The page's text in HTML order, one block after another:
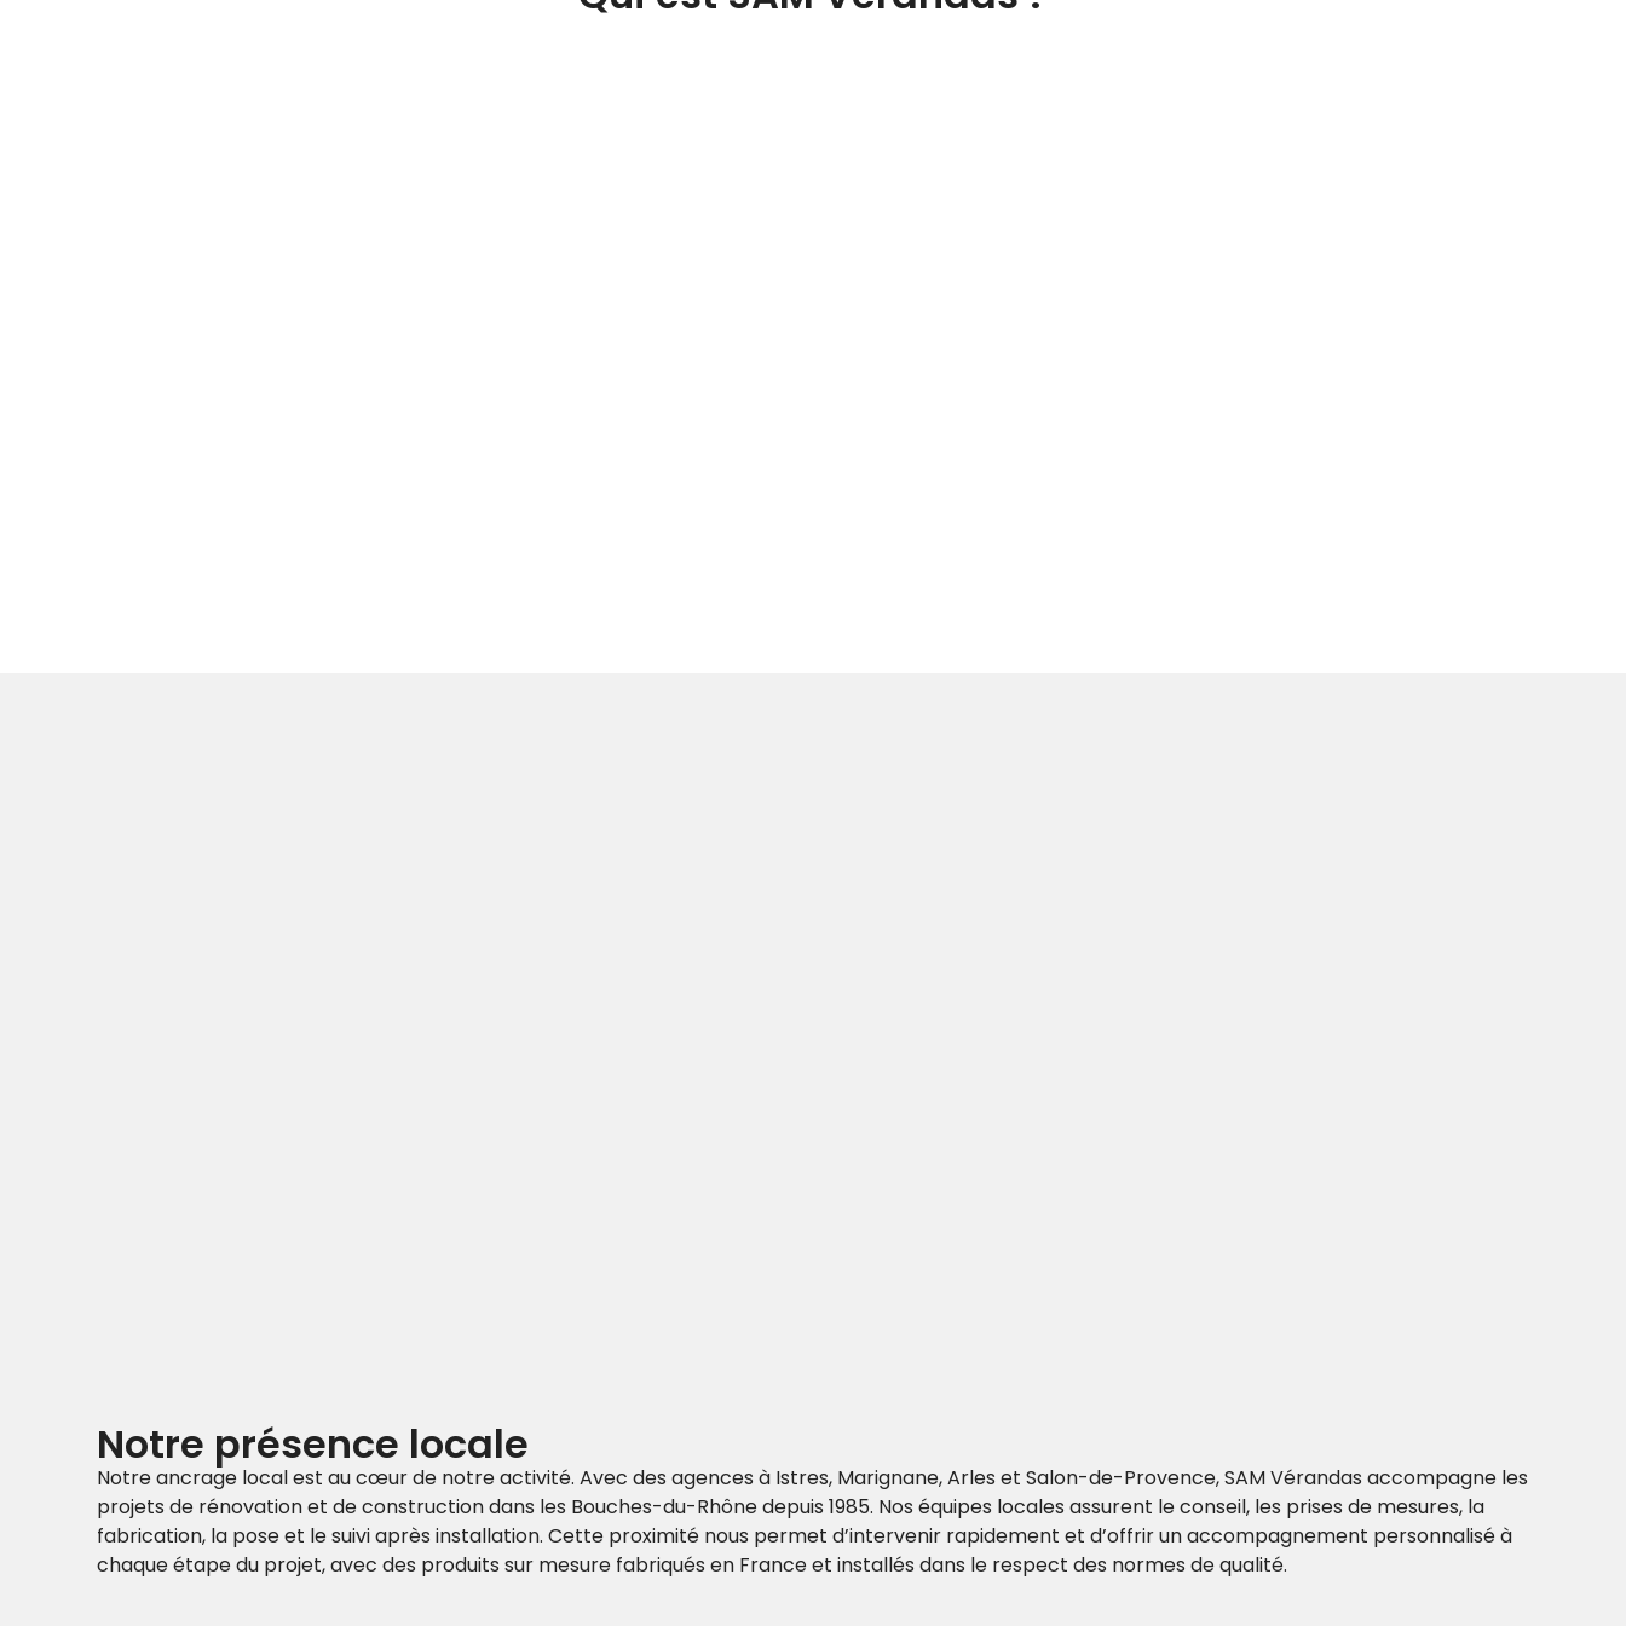
Notre présence locale
Notre ancrage local est au cœur de notre activité. Avec des agences à Istres, Marignane, Arles et Salon-de-Provence, SAM Vérandas accompagne les
projets de rénovation et de construction dans les Bouches-du-Rhône depuis 1985. Nos équipes locales assurent le conseil, les prises de mesures, la
fabrication, la pose et le suivi après installation. Cette proximité nous permet d’intervenir rapidement et d’offrir un accompagnement personnalisé à
chaque étape du projet, avec des produits sur mesure fabriqués en France et installés dans le respect des normes de qualité.